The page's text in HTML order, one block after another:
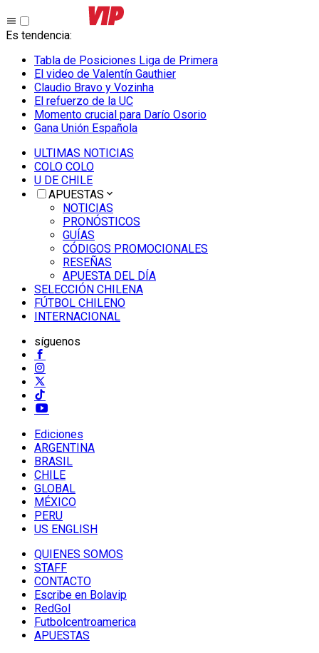
Es tendencia:
Tabla de Posiciones Liga de Primera
El video de Valentín Gauthier
Claudio Bravo y Vozinha
El refuerzo de la UC
Momento crucial para Darío Osorio
Gana Unión Española
ULTIMAS NOTICIAS
COLO COLO
U DE CHILE
APUESTAS
NOTICIAS
PRONÓSTICOS
GUÍAS
CÓDIGOS PROMOCIONALES
RESEÑAS
APUESTA DEL DÍA
SELECCIÓN CHILENA
FÚTBOL CHILENO
INTERNACIONAL
síguenos
Ediciones
ARGENTINA
BRASIL
CHILE
GLOBAL
MÉXICO
PERU
US ENGLISH
QUIENES SOMOS
STAFF
CONTACTO
Escribe en Bolavip
RedGol
Futbolcentroamerica
APUESTAS